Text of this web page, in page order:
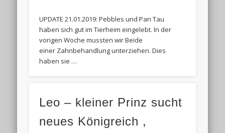
UPDATE 21.01.2019: Pebbles und Pan Tau
haben sich gut im Tierheim eingelebt. In der
vorigen Woche mussten wir Beide
einer Zahnbehandlung unterziehen. Dies
haben sie …
Leo – kleiner Prinz sucht
neues Königreich ,